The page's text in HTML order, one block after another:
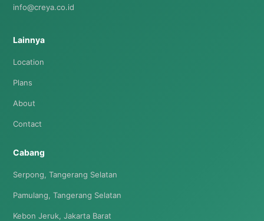
info@creya.co.id
Lainnya
Location
Plans
About
Contact
Cabang
Serpong, Tangerang Selatan
Pamulang, Tangerang Selatan
Kebon Jeruk, Jakarta Barat